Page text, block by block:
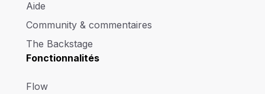
Aide
Community & commentaires
The Backstage
Fonctionnalités
Flow